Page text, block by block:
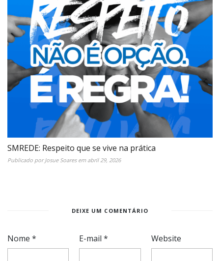
SMREDE: Respeito que se vive na prática
Publicado porJosue Soaresem abril 29, 2026
DEIXE UM COMENTÁRIO
Nome * E-mail* Website